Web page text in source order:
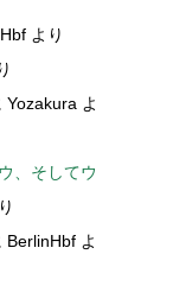
より
Yozakura よ
、そしてウ
BerlinHbf よ